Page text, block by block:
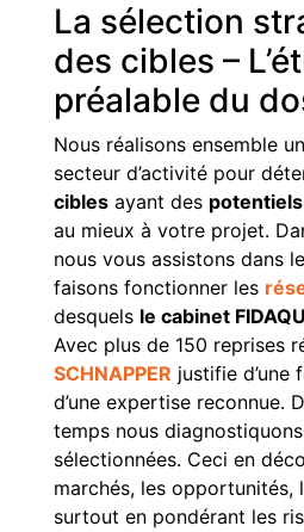
La sélection
des cibles –
préalable du
Nous réalisons ensemble
secteur d’activité pour
cibles ayant des potentiels
au mieux à votre projet.
nous vous assistons dans
faisons fonctionner les
desquels le cabinet
Avec plus de 150 reprises
SCHNAPPER justifie d’une
d’une expertise reconnue.
temps nous
sélectionnées. Ceci en
marchés, les opportunités,
surtout en pondérant les